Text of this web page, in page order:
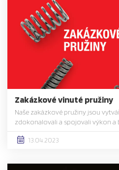
Zakázkové vinuté pružiny
Naše zakázkové pružiny jsou
zdokonalovali a spojovali výkon a
13.04.2023